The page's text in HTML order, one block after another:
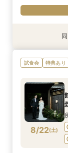
特典あり
8/21 (金 )
特典あり
8/21 (金 )
試食会 特典あり
8/22(土)